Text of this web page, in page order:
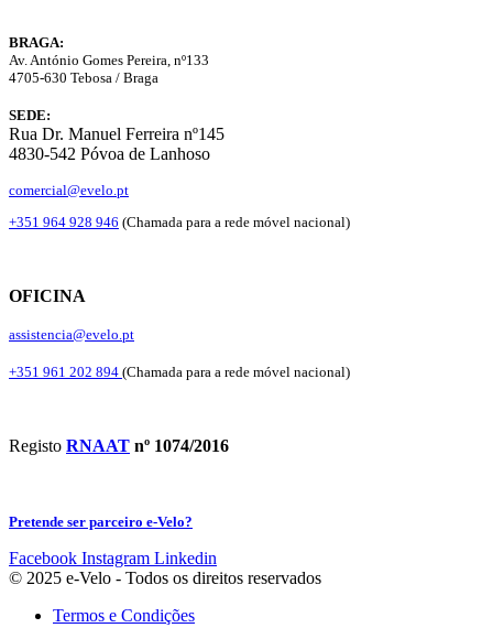
BRAGA:
Av. António Gomes Pereira, nº133
4705-630 Tebosa / Braga
SEDE:
Rua Dr. Manuel Ferreira nº145
4830-542 Póvoa de Lanhoso
comercial@evelo.pt
+351 964 928 946 (Chamada para a rede móvel nacional)
OFICINA
assistencia@evelo.pt
+351 961 202 894 (Chamada para a rede móvel nacional)
Registo RNAAT nº 1074/2016
Pretende ser parceiro e-Velo?
Facebook Instagram Linkedin
© 2025 e-Velo - Todos os direitos reservados
Termos e Condições